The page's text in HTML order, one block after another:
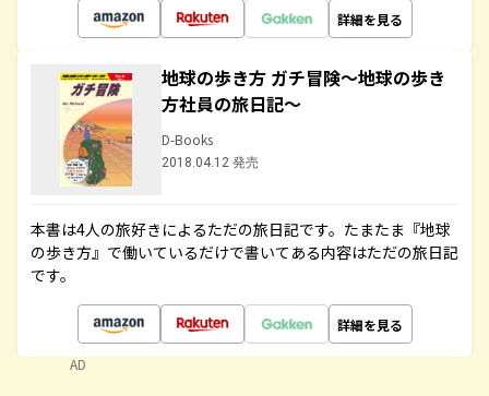
詳細を見る
地球の歩き方 ガチ冒険～地球の歩き
方社員の旅日記～
D-Books
2018.04.12 発売
本書は4人の旅好きによるただの旅日記です。たまたま『地球
の歩き方』で働いているだけで書いてある内容はただの旅日記
です。
詳細を見る
AD